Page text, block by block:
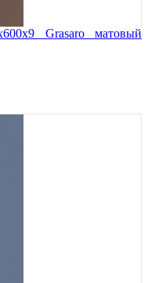
Grasaro матовый